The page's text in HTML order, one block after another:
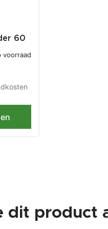
60
voorraad
dit product